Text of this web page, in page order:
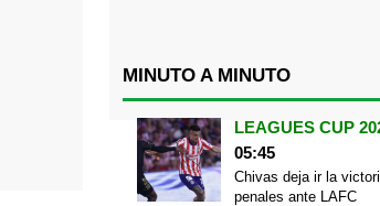
MINUTO A MINUTO
LEAGUES CUP
05:45
Chivas deja ir la
penales ante LAFC